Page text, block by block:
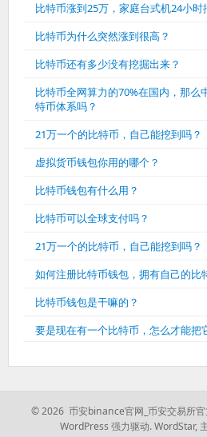
比特币涨到25万，家庭台式机24小
比特币为什么突然涨到很高？
比特币还有多少没有挖掘出来？
比特币全网算力的70%在国内，那么
特币体系吗？
21万一个的比特币，自己能挖到吗？
虚拟货币钱包你用的哪个？
比特币钱包有什么用？
比特币可以全球支付吗？
21万一个的比特币，自己能挖到吗？
如何注册比特币钱包，拥有自己的比
比特币钱包是干嘛的？
要是现在有一个比特币，怎么才能把
© 2026 币安binance官网_币安交易所官
WordPress 强力驱动. WordStar,